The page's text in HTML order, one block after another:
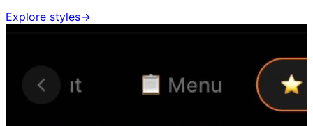
Explore styles→